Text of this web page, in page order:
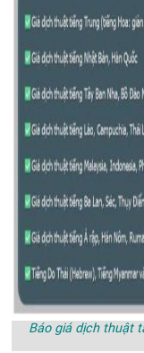
Báo giá dịch thuật